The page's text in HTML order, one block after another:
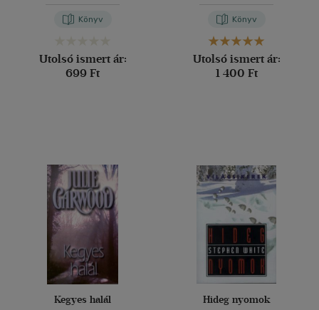
Könyv
Utolsó ismert ár:
699 Ft
Könyv
Utolsó ismert ár:
1 400 Ft
Kegyes halál Hideg nyomok